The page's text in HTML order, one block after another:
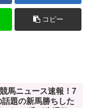
コピー
競馬ニュース速報！7
話題の新馬勝ちした